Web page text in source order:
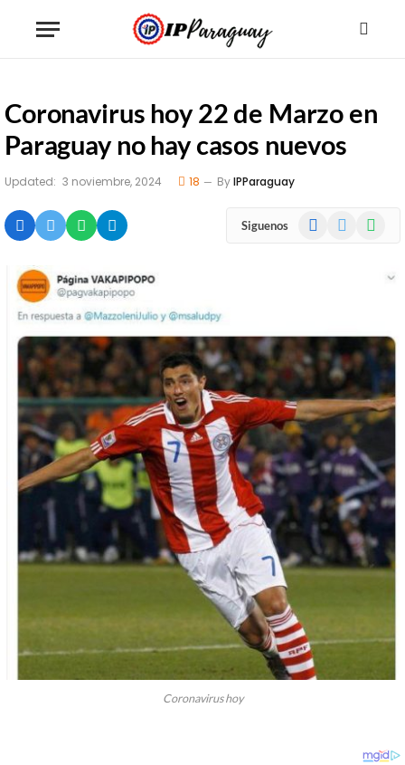
Coronavirus hoy 22 de Marzo en
Paraguay no hay casos nuevos
Updated: 3 noviembre, 2024 18 ByIPParaguay
Siguenos Facebook
Coronavirus hoy